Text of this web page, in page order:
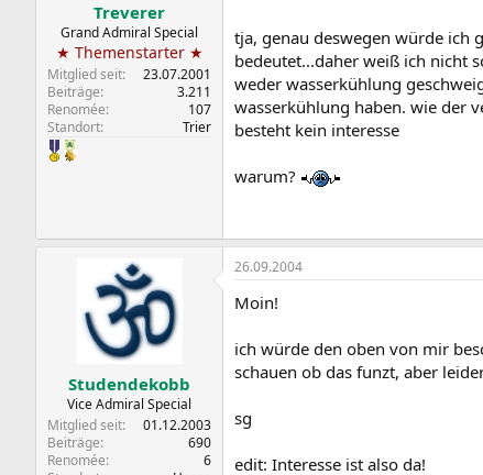
Treverer
Grand Admiral Special
★ Themenstarter ★
Mitglied seit
23.07.2001
Beiträge
3.211
Renomée
107
Standort
Trier
tja, genau deswegen würde ich
bedeutet...daher weiß ich nicht
weder wasserkühlung
wasserkühlung haben. wie der
besteht kein interesse
warum?
Studendekobb
Vice Admiral Special
Mitglied seit
01.12.2003
Beiträge
690
Renomée
6
26.09.2004
Moin!
ich würde den oben von mir
schauen ob das funzt, aber
sg
edit: Interesse ist also da!